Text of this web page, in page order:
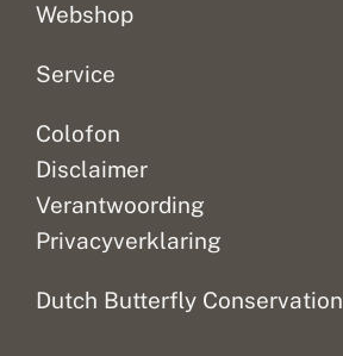
Webshop
Service
Colofon
Disclaimer
Verantwoording
Privacyverklaring
Dutch Butterfly Conservation